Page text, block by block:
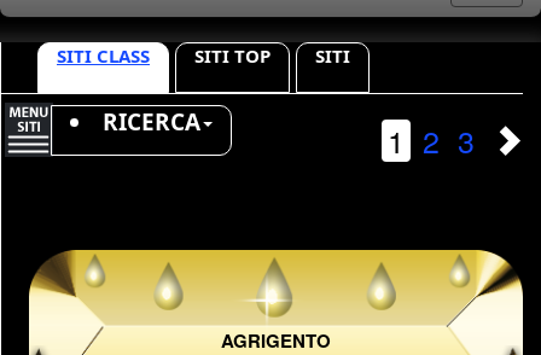
SITI CLASS SITI TOP SITI
RICERCA 1 2 3
AGRIGENTO